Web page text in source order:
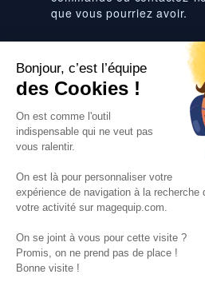
que vous pourriez avoir.
Suivez-
VOS SERVICES
VOS DEMANDES
NOTRE SOCIETE